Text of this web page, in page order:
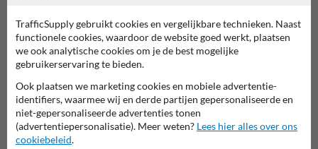
Informatie (L-serie) Snelheidsborden (A-serie)
Verkeersborden RVV
TrafficSupply gebruikt cookies en vergelijkbare technieken. Naast
functionele cookies, waardoor de website goed werkt, plaatsen
we ook analytische cookies om je de best mogelijke
gebruikerservaring te bieden.
Ook plaatsen we marketing cookies en mobiele advertentie-
identifiers, waarmee wij en derde partijen gepersonaliseerde en
niet-gepersonaliseerde advertenties tonen
(advertentiepersonalisatie). Meer weten? Lees hier alles over ons
cookiebeleid.